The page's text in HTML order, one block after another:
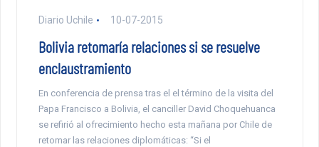
Diario Uchile 10-07-2015
Bolivia retomaría relaciones si se resuelve
enclaustramiento
En conferencia de prensa tras el el término de la visita del
Papa Francisco a Bolivia, el canciller David Choquehuanca
se refirió al ofrecimiento hecho esta mañana por Chile de
retomar las relaciones diplomáticas: “Si el